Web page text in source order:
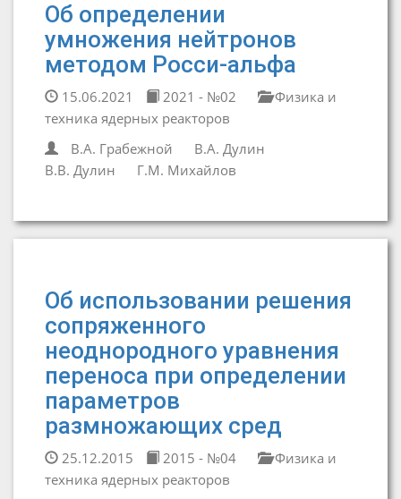
Об определении
умножения нейтронов
методом Росси-альфа
15.06.2021 2021 - №02
Физика и
техника ядерных реакторов
В.А. Грабежной
В.А. Дулин
В.В. Дулин
Г.М. Михайлов
Об использовании решения
сопряженного
неоднородного уравнения
переноса при определении
параметров
размножающих сред
25.12.2015 2015 - №04
Физика и
техника ядерных реакторов